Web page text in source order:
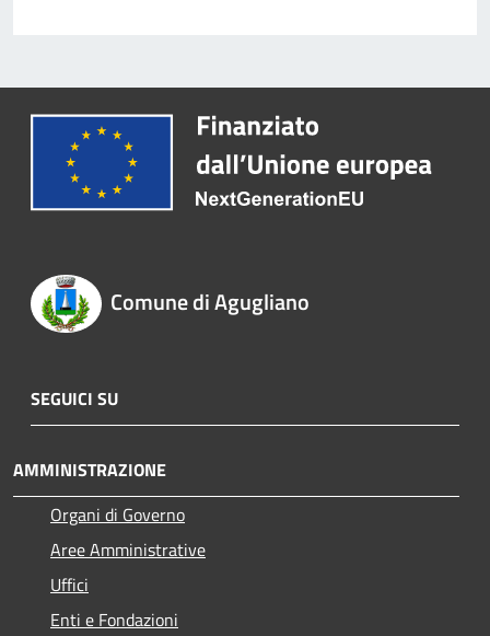
Comune di Agugliano
SEGUICI SU
AMMINISTRAZIONE
Organi di Governo
Aree Amministrative
Uffici
Enti e Fondazioni